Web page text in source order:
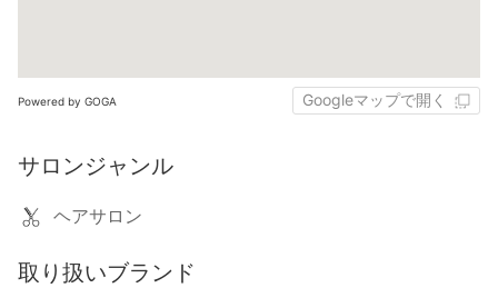
Powered by GOGA Googleマップで開く
サロンジャンル
ヘアサロン
取り扱いブランド